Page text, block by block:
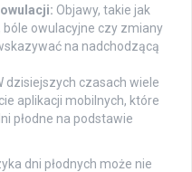
Objawy, takie jak
owulacyjne czy zmiany
na nadchodzącą
dzisiejszych czasach wiele
aplikacji mobilnych, które
płodne na podstawie
dni płodnych może nie